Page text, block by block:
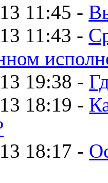
11:45 -
11:43 -
19:38 -
18:19 -
18:17 -